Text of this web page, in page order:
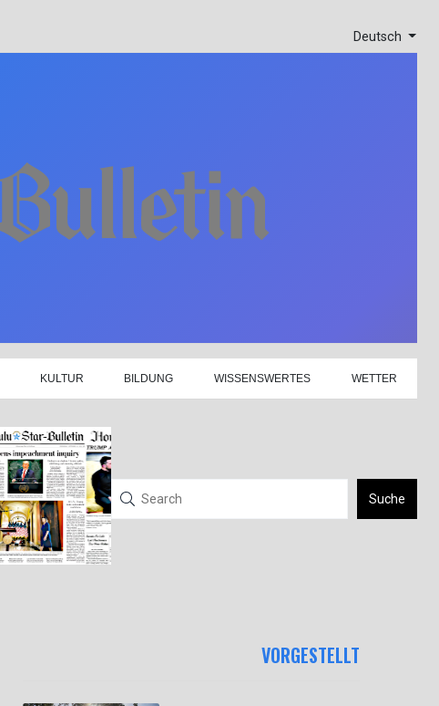
Deutsch
KULTUR BILDUNG WISSENSWERTES WETTER
Suche
VORGESTELLT